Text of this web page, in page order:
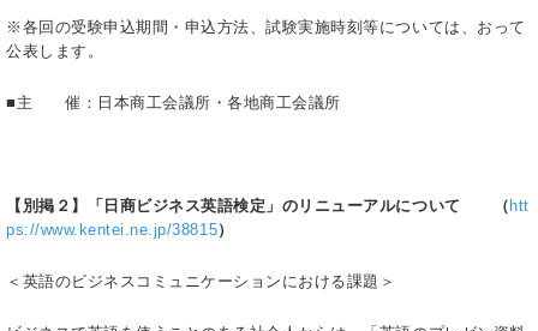
※各回の受験申込期間・申込方法、試験実施時刻等については、おって
公表します。
■主 催：日本商工会議所・各地商工会議所
【別掲２】「日商ビジネス英語検定」のリニューアルについて （ htt
ps://www.kentei.ne.jp/38815）
＜英語のビジネスコミュニケーションにおける課題＞